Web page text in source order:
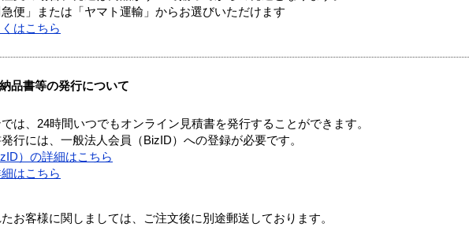
便」または「ヤマト運輸」からお選びいただけます
はこちら
品書等の発行について
は、24時間いつでもオンライン見積書を発行することができます。
行には、一般法人会員（BizID）への登録が必要です。
）の詳細はこちら
はこちら
お客様に関しましては、ご注文後に別途郵送しております。